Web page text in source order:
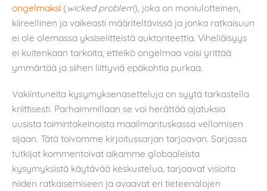
ongelmaksi (wicked problem), joka on moniulotteinen,
kiireellinen ja vaikeasti määriteltävissä ja jonka ratkaisuun
ei ole olemassa yksiselitteistä auktoriteettia. Viheliäisyys
ei kuitenkaan tarkoita, etteikö ongelmaa voisi yrittää
ymmärtää ja siihen liittyviä epäkohtia purkaa.
Vakiintuneita kysymyksenasetteluja on syytä tarkastella
kriittisesti. Parhaimmillaan se voi herättää ajatuksia
uusista toimintakeinoista maailmantuskassa vellomisen
sijaan. Tätä toivomme kirjoitussarjan tarjoavan. Sarjassa
tutkijat kommentoivat aikamme globaaleista
kysymyksistä käytävää keskustelua, tarjoavat visioita
niiden ratkaisemiseen ja avaavat eri tieteenalojen